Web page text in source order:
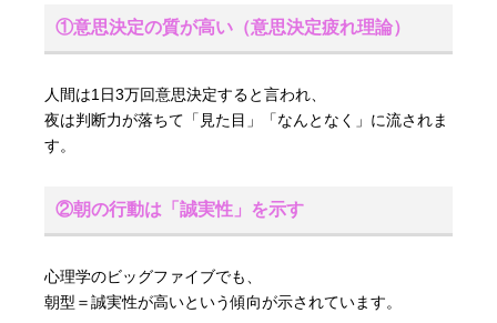
①意思決定の質が高い（意思決定疲れ理論）
人間は1日3万回意思決定すると言われ、
夜は判断力が落ちて「見た目」「なんとなく」に流されま
す。
②朝の行動は「誠実性」を示す
心理学のビッグファイブでも、
朝型＝誠実性が高いという傾向が示されています。